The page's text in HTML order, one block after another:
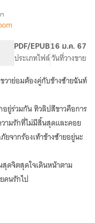
PDF/EPUB
ประเภทไฟล์
16 ม.ค. 67
วันที่วางขาย
วาย่อมต้องคู่กับข้างซ้ายฉันท์
ยู่ร่วมกัน ทิวลิปสีขาวคือการ
ามรักที่ไม่มีสิ้นสุดและคอย
จากร้องเท้าข้างซ้ายอยู่นะ
ดจิตสุดใจเดินหน้าตาม
คนรักไป